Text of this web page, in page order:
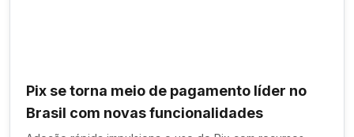
Pix se torna meio de pagamento líder no
Brasil com novas funcionalidades